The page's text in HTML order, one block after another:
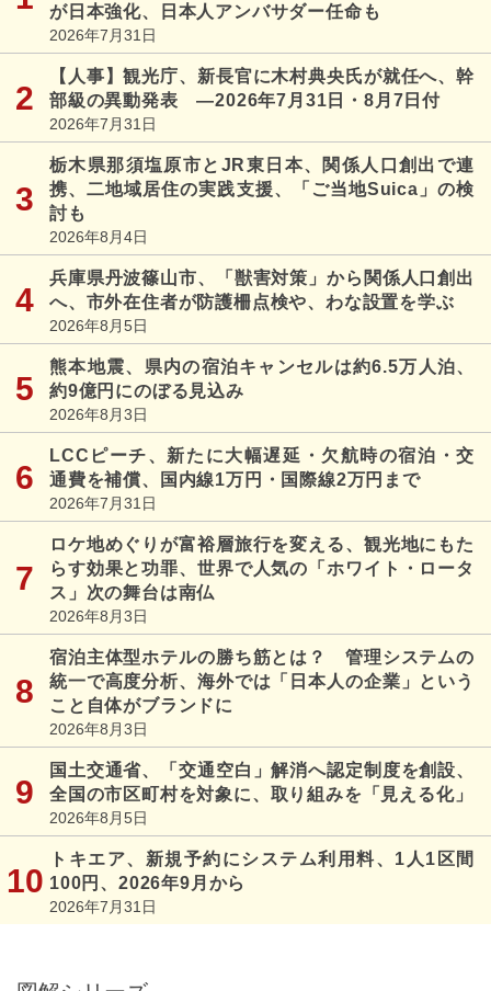
が日本強化、日本人アンバサダー任命も
2026年7月31日
【人事】観光庁、新長官に木村典央氏が就任へ、幹
部級の異動発表 ―2026年7月31日・8月7日付
2026年7月31日
栃木県那須塩原市とJR東日本、関係人口創出で連
携、二地域居住の実践支援、「ご当地Suica」の検
討も
2026年8月4日
兵庫県丹波篠山市、「獣害対策」から関係人口創出
へ、市外在住者が防護柵点検や、わな設置を学ぶ
2026年8月5日
熊本地震、県内の宿泊キャンセルは約6.5万人泊、
約9億円にのぼる見込み
2026年8月3日
LCCピーチ、新たに大幅遅延・欠航時の宿泊・交
通費を補償、国内線1万円・国際線2万円まで
2026年7月31日
ロケ地めぐりが富裕層旅行を変える、観光地にもた
らす効果と功罪、世界で人気の「ホワイト・ロータ
ス」次の舞台は南仏
2026年8月3日
宿泊主体型ホテルの勝ち筋とは？ 管理システムの
統一で高度分析、海外では「日本人の企業」という
こと自体がブランドに
2026年8月3日
国土交通省、「交通空白」解消へ認定制度を創設、
全国の市区町村を対象に、取り組みを「見える化」
2026年8月5日
トキエア、新規予約にシステム利用料、1人1区間
100円、2026年9月から
2026年7月31日